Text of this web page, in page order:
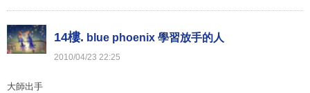
14樓. blue phoenix 學習放手的人
2010/04/23 22:25
大師出手